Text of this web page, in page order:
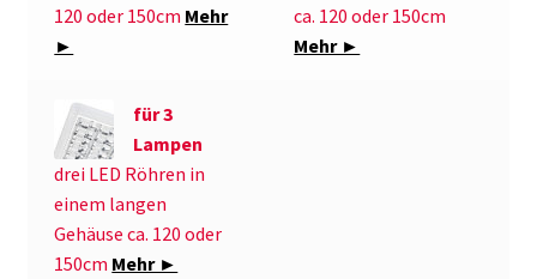
120 oder 150cm Mehr
►
ca. 120 oder 150cm
Mehr ►
für 3
Lampen
drei LED Röhren in
einem langen
Gehäuse ca. 120 oder
150cm Mehr ►